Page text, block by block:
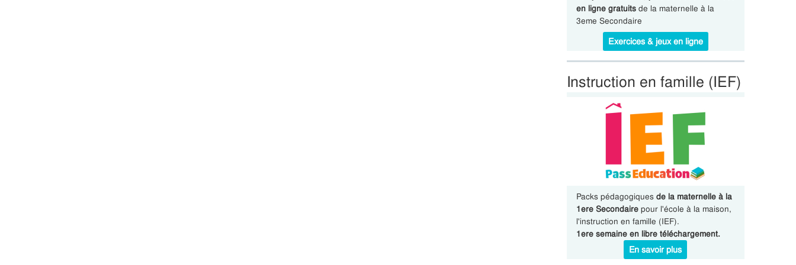
en ligne gratuitsde la maternelle à la
3eme Secondaire
Exercices & jeux en ligne
Instruction en famille (IEF)
Packs pédagogiques de la maternelle à la
1ere Secondairepour l'école à la maison,
l'instruction en famille (IEF).
1ere semaine en libre téléchargement.
En savoir plus